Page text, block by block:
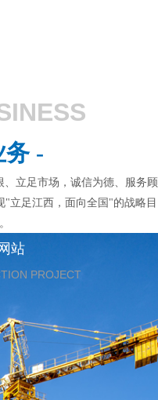
务 -
立足市场，诚信为德、服务顾
立足江西，面向全国"的战略目
站
PROJECT